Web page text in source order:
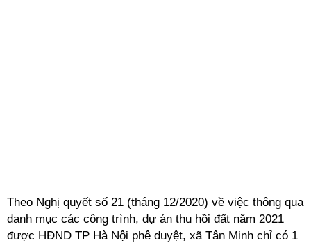
Theo Nghị quyết số 21 (tháng 12/2020) về việc thông qua
danh mục các công trình, dự án thu hồi đất năm 2021
được HĐND TP Hà Nội phê duyệt, xã Tân Minh chỉ có 1